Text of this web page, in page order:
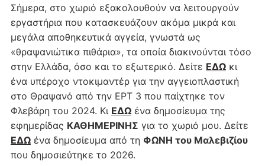
Σήμερα, στο χωριό εξακολουθούν να λειτουργούν
εργαστήρια που κατασκευάζουν ακόμα μικρά και
μεγάλα αποθηκευτικά αγγεία, γνωστά ως
«θραψανιώτικα πιθάρια», τα οποία διακινούνται τόσο
στην Ελλάδα, όσο και το εξωτερικό. Δείτε ΕΔΩκι
ένα υπέροχο ντοκιμαντέρ για την αγγειοπλαστική
στο Θραψανό από την ΕΡΤ 3 που παίχτηκε τον
Φλεβάρη του 2024. Κι ΕΔΩένα δημοσίευμα της
εφημερίδας ΚΑΘΗΜΕΡΙΝΗΣ για το χωριό μου. Δείτε
ΕΔΩένα δημοσίευμα από τη ΦΩΝΗ του Μαλεβιζίου
που δημοσιεύτηκε το 2026.